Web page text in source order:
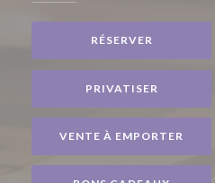
RÉSERVER
PRIVATISER
VENTE À EMPORTER